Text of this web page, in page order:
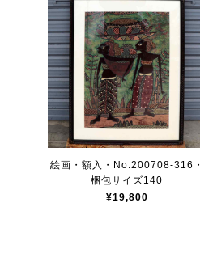
絵画・額入・No.200708-316・
梱包サイズ140
¥19,800